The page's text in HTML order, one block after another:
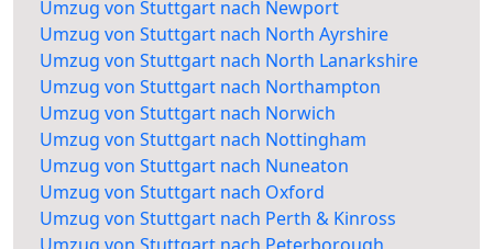
Umzug von Stuttgart nach Newport
Umzug von Stuttgart nach North Ayrshire
Umzug von Stuttgart nach North Lanarkshire
Umzug von Stuttgart nach Northampton
Umzug von Stuttgart nach Norwich
Umzug von Stuttgart nach Nottingham
Umzug von Stuttgart nach Nuneaton
Umzug von Stuttgart nach Oxford
Umzug von Stuttgart nach Perth & Kinross